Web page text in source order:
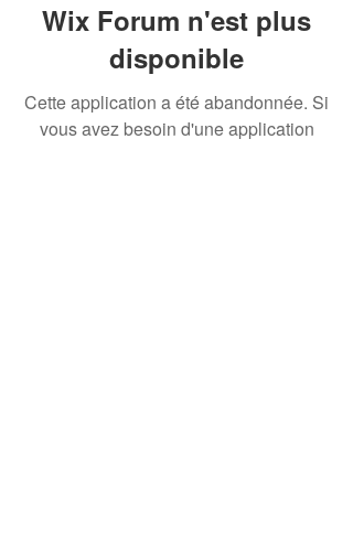
Wix Forum n'est plus
disponible
Cette application a été abandonnée. Si
vous avez besoin d'une application